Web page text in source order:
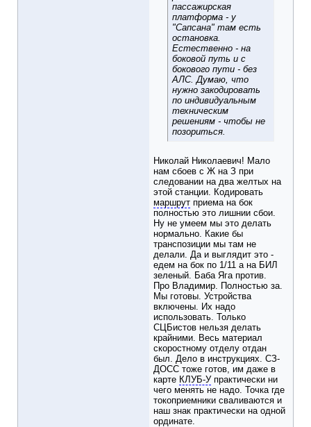
пассажирская
платформа - у
"Сапсана" там есть
остановка.
Естественно - на
боковой путь и с
бокового пути - без
АЛС. Думаю, что
нужно закодировать
по индивидуальным
техническим
решениям - чтобы не
позориться.
Николай Николаевич! Мало
нам сбоев с Ж на З при
следовании на два желтых на
этой станции. Кодировать
маршрут приема на бок
полностью это лишнии сбои.
Ну не умеем мы это делать
нормально. Какие бы
транспозиции мы там не
делали. Да и выглядит это -
едем на бок по 1/11 а на БИЛ
зеленый. Баба Яга против.
Про Владимир. Полностью за.
Мы готовы. Устройства
включены. Их надо
использовать. Только
СЦБистов нельзя делать
крайними. Весь материал
скоростному отделу отдан
был. Дело в инструкциях. СЗ-
ДОСС тоже готов, им даже в
карте КЛУБ-Упрактически ни
чего менять не надо. Точка где
токоприемники сваливаются и
наш знак практически на одной
ординате.